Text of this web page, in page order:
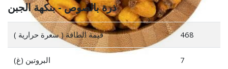
ذرة بالصوص - بنكهة الجبن
قيمة الطاقة ( سعرة حرارية ) 468
البروتين (غ) 7